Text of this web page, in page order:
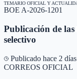
TEMARIO OFICIAL Y
BOE A-2026-1201
Publicación de las
selectivo
Publicado hace 2 días
CORREOS OFICIAL